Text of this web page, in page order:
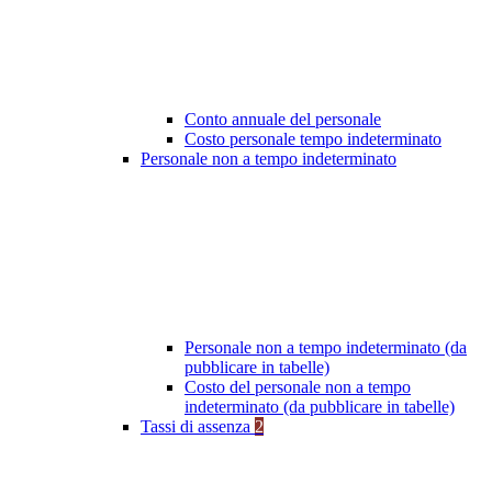
Conto annuale del personale
Costo personale tempo indeterminato
Personale non a tempo indeterminato
Personale non a tempo indeterminato (da
pubblicare in tabelle)
Costo del personale non a tempo
indeterminato (da pubblicare in tabelle)
Tassi di assenza 2